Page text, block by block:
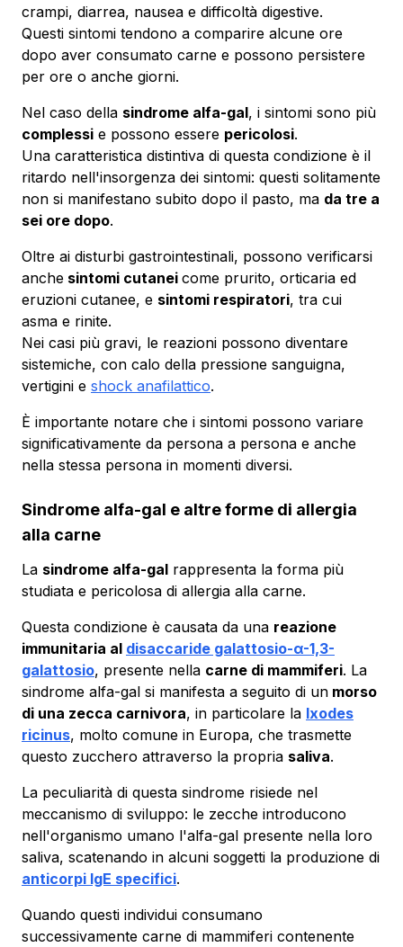
crampi, diarrea, nausea e difficoltà digestive.
Questi sintomi tendono a comparire alcune ore
dopo aver consumato carne e possono persistere
per ore o anche giorni.
Nel caso della sindrome alfa-gal, i sintomi sono più
complessi e possono essere pericolosi.
Una caratteristica distintiva di questa condizione è il
ritardo nell'insorgenza dei sintomi: questi solitamente
non si manifestano subito dopo il pasto, ma da tre a
sei ore dopo.
Oltre ai disturbi gastrointestinali, possono verificarsi
anche sintomi cutanei come prurito, orticaria ed
eruzioni cutanee, e sintomi respiratori, tra cui
asma e rinite.
Nei casi più gravi, le reazioni possono diventare
sistemiche, con calo della pressione sanguigna,
vertigini e shock anafilattico.
È importante notare che i sintomi possono variare
significativamente da persona a persona e anche
nella stessa persona in momenti diversi.
Sindrome alfa-gal e altre forme di allergia
alla carne
La sindrome alfa-gal rappresenta la forma più
studiata e pericolosa di allergia alla carne.
Questa condizione è causata da una reazione
immunitaria al disaccaride galattosio-α-1,3-
galattosio, presente nella carne di mammiferi. La
sindrome alfa-gal si manifesta a seguito di un morso
di una zecca carnivora, in particolare la Ixodes
ricinus, molto comune in Europa, che trasmette
questo zucchero attraverso la propria saliva.
La peculiarità di questa sindrome risiede nel
meccanismo di sviluppo: le zecche introducono
nell'organismo umano l'alfa-gal presente nella loro
saliva, scatenando in alcuni soggetti la produzione di
anticorpi IgE specifici.
Quando questi individui consumano
successivamente carne di mammiferi contenente